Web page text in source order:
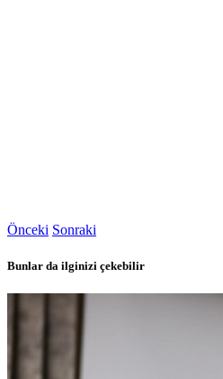
Önceki Sonraki
Bunlar da ilginizi çekebilir